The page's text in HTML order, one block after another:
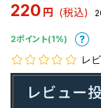
220 円 (税込)
2ポイント(1%)
レ